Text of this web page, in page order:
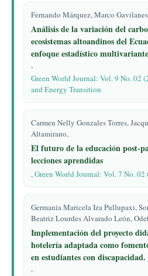
Fernando Márquez, Marco
Análisis de la variación del
ecosistemas altoandinos del
enfoque estadístico multivariante
,
Green World Journal: Vol. 9 No. 02
and Energy Transition
Carmen Nelly Gonzales Torres,
Altamirano,
El futuro de la educación post-
lecciones aprendidas
,Green World Journal: Vol. 7 No. 02
Germania Maricela Iza Pullupaxi,
Beatriz Lourdes Alvarado León,
Implementación del proyecto
hotelería adaptada como
en estudiantes con discapacidad.
,